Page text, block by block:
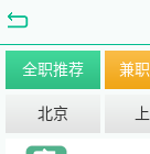
全职推荐 兼
北京